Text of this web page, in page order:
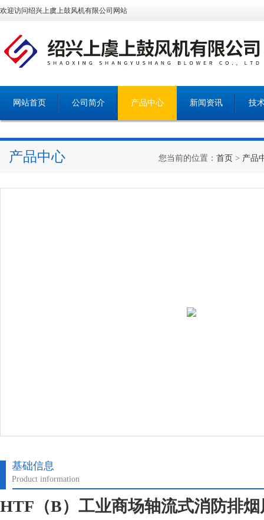
欢迎访问绍兴上虞上鼓风机有限公司网站
网站首页 公司简介 产品中心 新闻资讯 技
产品中心 您当前的位置： 首页 > 产品
基础信息
Product information
HTF（B）工业商场轴流式消防排